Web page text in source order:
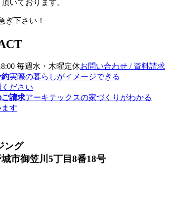
いております。
ぎ下さい！
毎週水・木曜定休お問い合わせ / 資料請求
約実際の暮らしがイメージできる
ださい
請求アーキテックスの家づくりがわかる
す
市御笠川5丁目8番18号